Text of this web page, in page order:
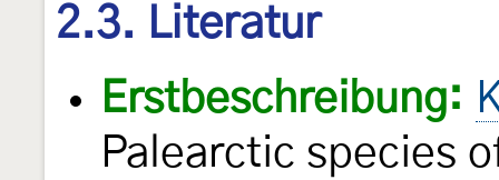
2.3. Literatur
Erstbeschreibung:
Palearctic species